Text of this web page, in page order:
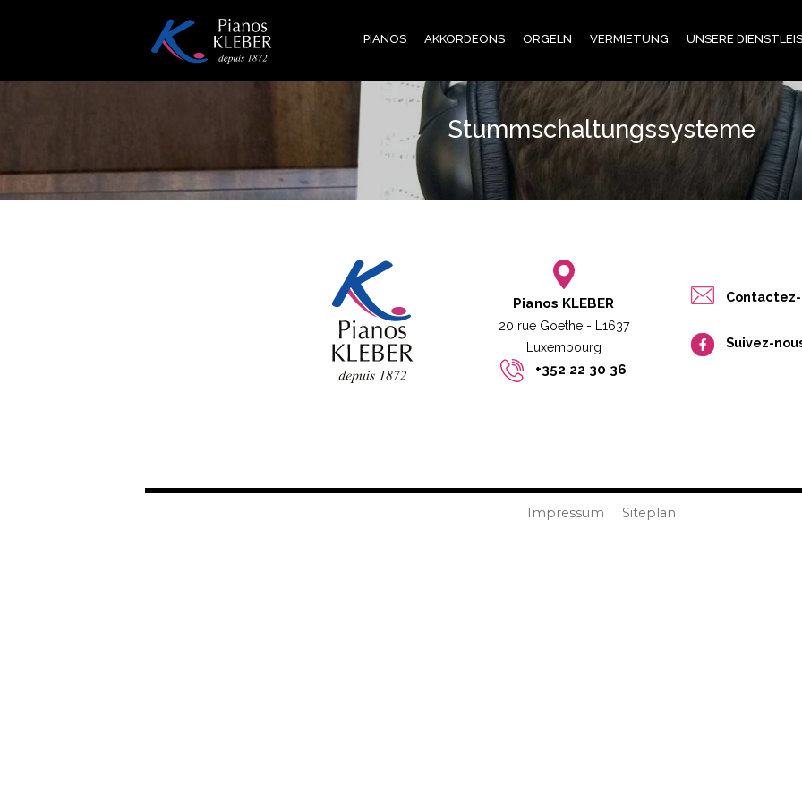
PIANOS AKKORDEONS ORGELN VERMIETUNG UNSERE
Stummschaltungssysteme
Pianos KLEBER
20 rue Goethe - L1637
Luxembourg​​
+352 22 30 36
Contactez-
Suivez-
Impressum Siteplan